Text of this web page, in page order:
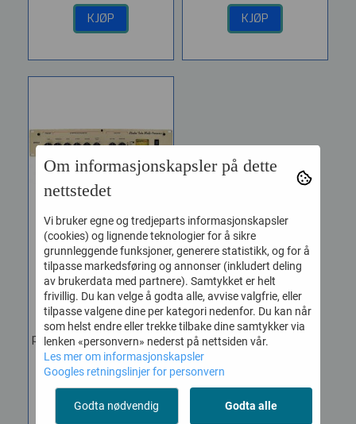
KJØP KJØP
Bellari RP533 Studio
Tube ...
Vare nr. 9129570
The RP533 uses all the
powerful circuitry included
in other popular Bellari...
10.895,-
Om informasjonskapsler på dette
nettstedet
Vi bruker egne og tredjeparts informasjonskapsler
(cookies) og lignende teknologier for å sikre
grunnleggende funksjoner, generere statistikk, og for å
tilpasse markedsføring og annonser (inkludert deling
av brukerdata med partnere). Samtykket er helt
frivillig. Du kan velge å godta alle, avvise valgfrie, eller
tilpasse valgene dine per kategori nedenfor. Du kan når
som helst endre eller trekke tilbake dine samtykker via
lenken «personvern» nederst på nettsiden vår.
Les mer om informasjonskapsler
Googles retningslinjer for personvern
Godta nødvendig Godta alle